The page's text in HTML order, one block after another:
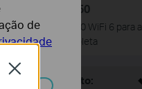
Deco X50
Mesh AX3000 WiFi 6 para a
Casa Completa
Article Applies to:
Close
de